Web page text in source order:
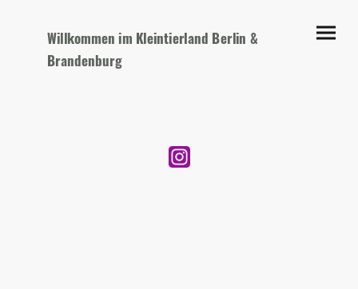
Willkommen im Kleintierland Berlin &
Brandenburg